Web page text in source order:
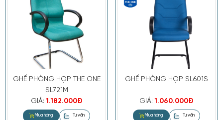
GHẾ PHÒNG HỌP THE ONE
SL721M
GIÁ:1.182.000Đ
GHẾ PHÒNG HỌP SL601S
GIÁ:1.060.000Đ